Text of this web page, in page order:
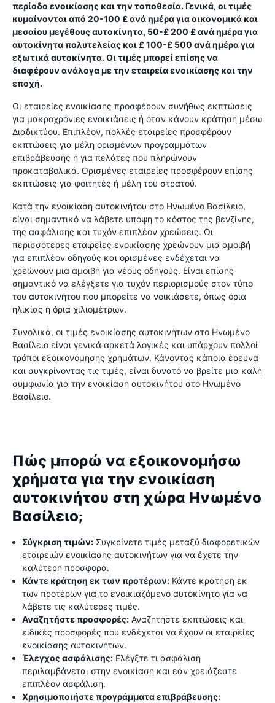
περίοδο ενοικίασης και την τοποθεσία. Γενικά, οι τιμές
κυμαίνονται από 20-100 £ ανά ημέρα για οικονομικά και
μεσαίου μεγέθους αυτοκίνητα, 50-£ 200 £ ανά ημέρα για
αυτοκίνητα πολυτελείας και £ 100-£ 500 ανά ημέρα για
εξωτικά αυτοκίνητα. Οι τιμές μπορεί επίσης να
διαφέρουν ανάλογα με την εταιρεία ενοικίασης και την
εποχή.
Οι εταιρείες ενοικίασης προσφέρουν συνήθως εκπτώσεις
για μακροχρόνιες ενοικιάσεις ή όταν κάνουν κράτηση μέσω
Διαδικτύου. Επιπλέον, πολλές εταιρείες προσφέρουν
εκπτώσεις για μέλη ορισμένων προγραμμάτων
επιβράβευσης ή για πελάτες που πληρώνουν
προκαταβολικά. Ορισμένες εταιρείες προσφέρουν επίσης
εκπτώσεις για φοιτητές ή μέλη του στρατού.
Κατά την ενοικίαση αυτοκινήτου στο Ηνωμένο Βασίλειο,
είναι σημαντικό να λάβετε υπόψη το κόστος της βενζίνης,
της ασφάλισης και τυχόν επιπλέον χρεώσεις. Οι
περισσότερες εταιρείες ενοικίασης χρεώνουν μια αμοιβή
για επιπλέον οδηγούς και ορισμένες ενδέχεται να
χρεώνουν μια αμοιβή για νέους οδηγούς. Είναι επίσης
σημαντικό να ελέγξετε για τυχόν περιορισμούς στον τύπο
του αυτοκινήτου που μπορείτε να νοικιάσετε, όπως όρια
ηλικίας ή όρια χιλιομέτρων.
Συνολικά, οι τιμές ενοικίασης αυτοκινήτων στο Ηνωμένο
Βασίλειο είναι γενικά αρκετά λογικές και υπάρχουν πολλοί
τρόποι εξοικονόμησης χρημάτων. Κάνοντας κάποια έρευνα
και συγκρίνοντας τις τιμές, είναι δυνατό να βρείτε μια καλή
συμφωνία για την ενοικίαση αυτοκινήτου στο Ηνωμένο
Βασίλειο.
Πώς μπορώ να εξοικονομήσω
χρήματα για την ενοικίαση
αυτοκινήτου στη χώρα Ηνωμένο
Βασίλειο;
Σύγκριση τιμών: Συγκρίνετε τιμές μεταξύ διαφορετικών
εταιρειών ενοικίασης αυτοκινήτων για να έχετε την
καλύτερη προσφορά.
Κάντε κράτηση εκ των προτέρων: Κάντε κράτηση εκ
των προτέρων για το ενοικιαζόμενο αυτοκίνητο για να
λάβετε τις καλύτερες τιμές.
Αναζητήστε προσφορές: Αναζητήστε εκπτώσεις και
ειδικές προσφορές που ενδέχεται να έχουν οι εταιρείες
ενοικίασης αυτοκινήτων.
Έλεγχος ασφάλισης: Ελέγξτε τι ασφάλιση
περιλαμβάνεται στην ενοικίαση και εάν χρειάζεστε
επιπλέον ασφάλιση.
Χρησιμοποιήστε προγράμματα επιβράβευσης: